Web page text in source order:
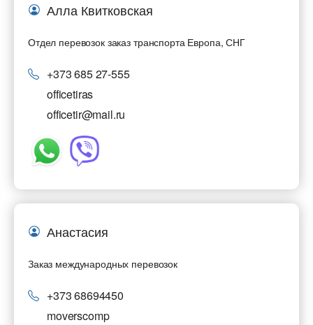
Алла Квитковская
Отдел перевозок заказ транспорта Европа, СНГ
+373 685 27-555
officetiras
officetir@mail.ru
Анастасия
Заказ международных перевозок
+373 68694450
moverscomp